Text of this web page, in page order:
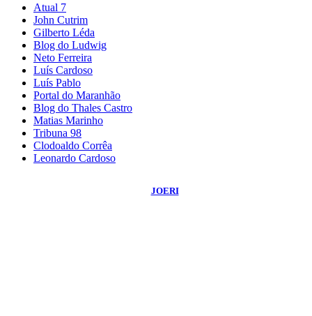
Atual 7
John Cutrim
Gilberto Léda
Blog do Ludwig
Neto Ferreira
Luís Cardoso
Luís Pablo
Portal do Maranhão
Blog do Thales Castro
Matias Marinho
Tribuna 98
Clodoaldo Corrêa
Leonardo Cardoso
JOERI